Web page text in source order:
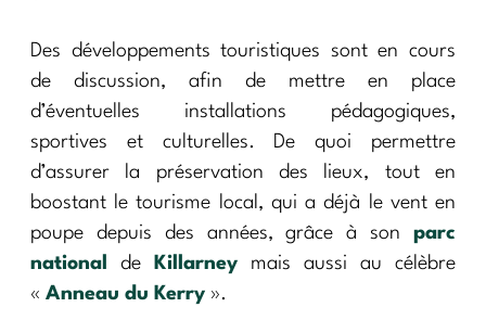
Des développements touristiques sont en cours
de discussion, afin de mettre en place
d’éventuelles installations pédagogiques,
sportives et culturelles. De quoi permettre
d’assurer la préservation des lieux, tout en
boostant le tourisme local, qui a déjà le vent en
poupe depuis des années, grâce à son parc
national
de Killarney mais aussi au célèbre
« Anneau du Kerry ».